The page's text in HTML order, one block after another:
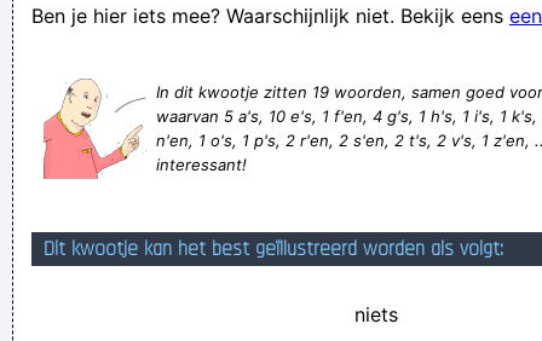
and Ellen sinned
Defensief geklungel bij STVV wordt genadeloos afgestraft
door Vranckx.
könstpenischen
Verknoei je tijd op een nuttige manier!
Ben je hier iets mee? Waarschijnlijk niet. Bekijk eens
In dit kwootje zitten 19 woorden, samen goed
waarvan 5 a's, 10 e's, 1 f'en, 4 g's, 1 h's, 1 i's, 1
n'en, 1 o's, 1 p's, 2 r'en, 2 s'en, 2 t's, 2 v's, 1 z'en,
interessant!
Dit kwootje kan het best geïllustreerd worden als volgt:
niets